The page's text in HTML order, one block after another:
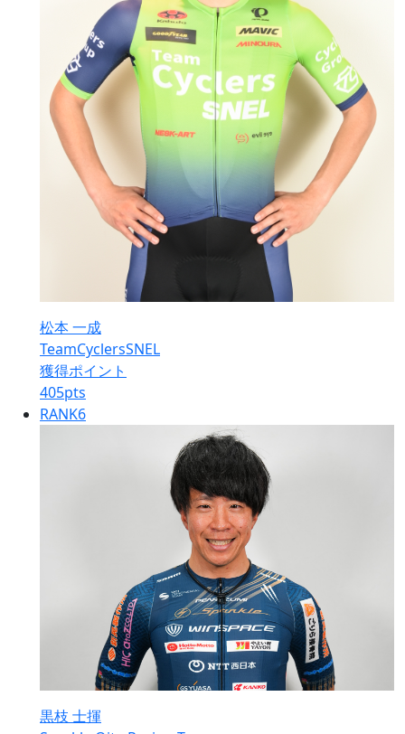
松本 一成
TeamCyclersSNEL
獲得ポイント
405pts
RANK6
黒枝 士揮